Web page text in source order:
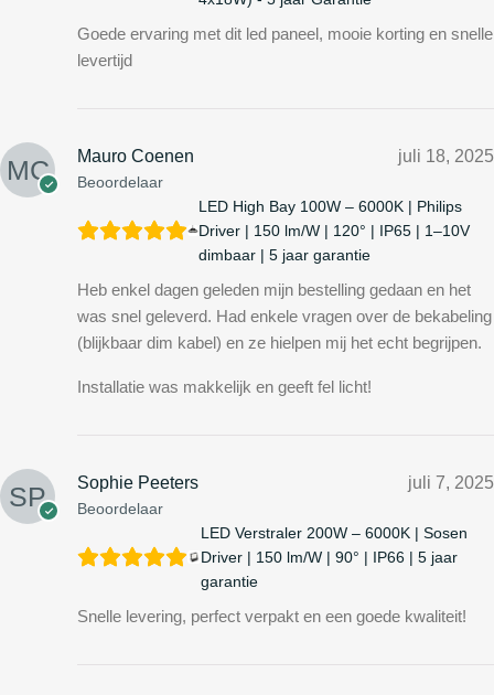
Goede ervaring met dit led paneel, mooie korting en snelle
levertijd
Mauro Coenen
Beoordelaar
juli 18, 2025
LED High Bay 100W – 6000K | Philips
Driver | 150 lm/W | 120° | IP65 | 1–10V
dimbaar | 5 jaar garantie
Heb enkel dagen geleden mijn bestelling gedaan en het
was snel geleverd. Had enkele vragen over de bekabeling
(blijkbaar dim kabel) en ze hielpen mij het echt begrijpen.
Installatie was makkelijk en geeft fel licht!
Sophie Peeters
Beoordelaar
juli 7, 2025
LED Verstraler 200W – 6000K | Sosen
Driver | 150 lm/W | 90° | IP66 | 5 jaar
garantie
Snelle levering, perfect verpakt en een goede kwaliteit!